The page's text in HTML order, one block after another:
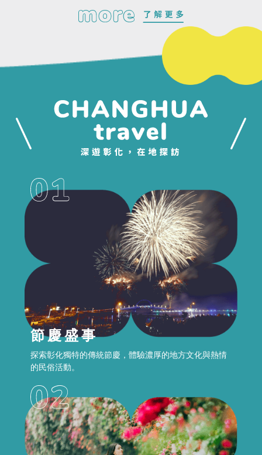
節慶盛事
探索彰化獨特的傳統節慶，體驗濃厚的地方文化與熱情
的民俗活動。